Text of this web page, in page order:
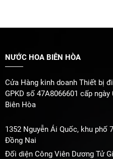
NƯỚC HOA BIÊN HÒA
Cửa Hàng kinh doanh Thiết bị
GPKD số 47A8066601 cấp
Biên Hòa
1352 Nguyễn Ái Quốc, khu phố
Đồng Nai
Đối diện Công Viên Dương Tử